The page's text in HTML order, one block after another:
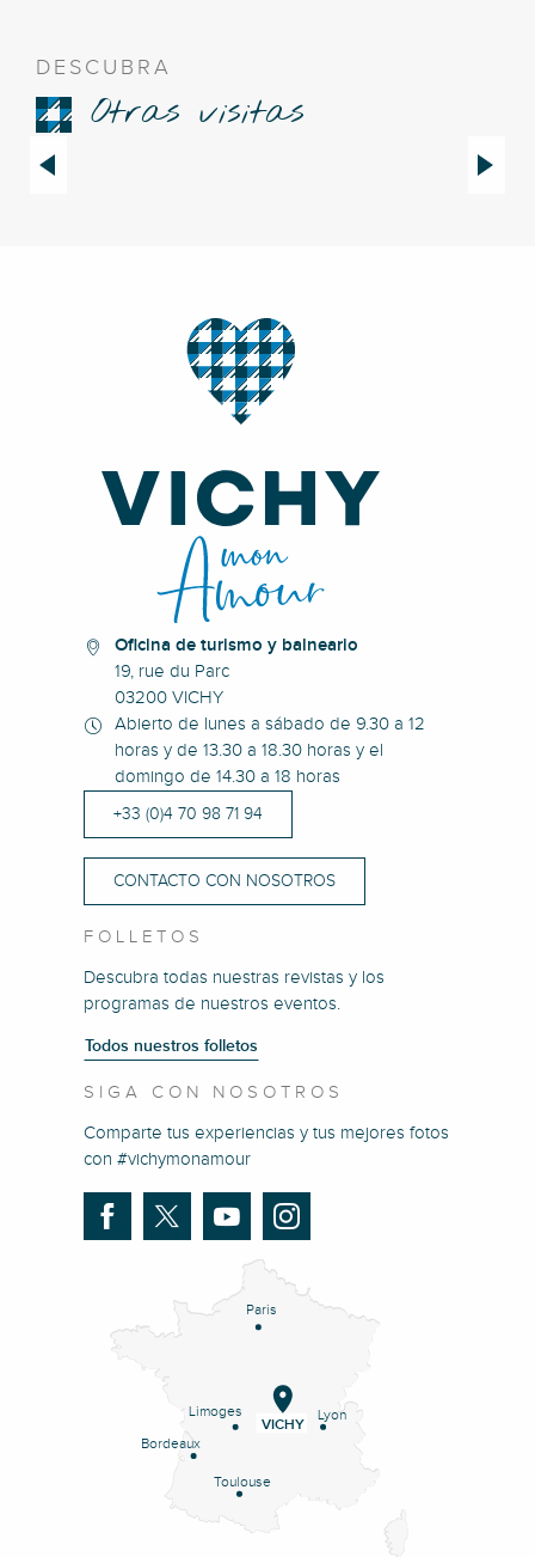
DESCUBRA
Otras visitas
Oficina de turismo y balneario
19, rue du Parc
03200 VICHY
Abierto de lunes a sábado de 9.30 a 12
horas y de 13.30 a 18.30 horas y el
domingo de 14.30 a 18 horas
+33 (0)4 70 98 71 94
CONTACTO CON NOSOTROS
FOLLETOS
Descubra todas nuestras revistas y los
programas de nuestros eventos.
Todos nuestros folletos
SIGA CON NOSOTROS
Comparte tus experiencias y tus mejores fotos
con #vichymonamour
Paris
Lyon
Limoges
Bordeaux
Toulouse
VICHY